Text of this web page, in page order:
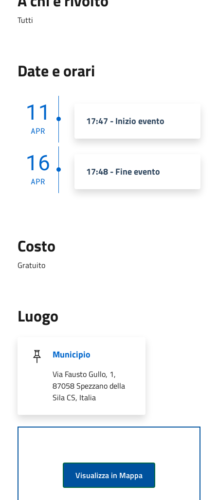
Tutti
Date e orari
11
APR
17:47 - Inizio evento
16
APR
17:48 - Fine evento
Costo
Gratuito
Luogo
Municipio
Via Fausto Gullo, 1,
87058 Spezzano della
Sila CS, Italia
Visualizza in Mappa